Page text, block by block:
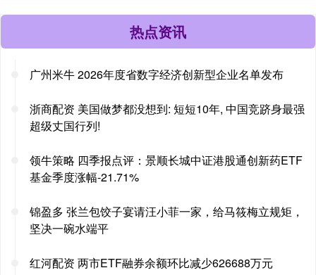
热点资讯
广州米牛 2026年度省数字经济创新型企业名单发布
浙商配资 美国做梦都没想到: 短短10年, 中国竞跻身最强
超级丈国行列!
领牛策略 四季报点评：景顺长城中证港股通创新药ETF
基金季度涨幅-21.71%
锦盈多 张兰包饺子宴请汪小菲一家，给马筱梅立规矩，
坚决一碗水端平
红河配资 两市ETF融券余额环比减少626688万元